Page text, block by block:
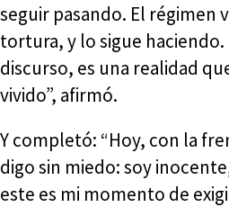
seguir pasando. El régimen
tortura, y lo sigue haciendo.
discurso, es una realidad
vivido”, afirmó.
Y completó: “Hoy, con la
digo sin miedo: soy
este es mi momento de